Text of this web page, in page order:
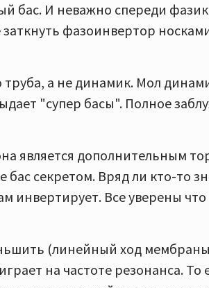
бас. И неважно спереди
фазоинвертор
труба, а не динамик. Мол
"супер басы". Полное
является дополнительным
секретом. Вряд ли кто-то
инвертирует. Все уверены
(линейный ход мембраны
на частоте резонанса. То